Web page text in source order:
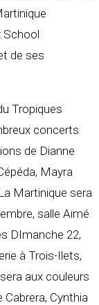
School
de ses
Tropiques
concerts
de Dianne
Mayra
Martinique sera
salle Aimé
DImanche 22,
à Trois-Ilets,
aux couleurs
Cabrera, Cynthia